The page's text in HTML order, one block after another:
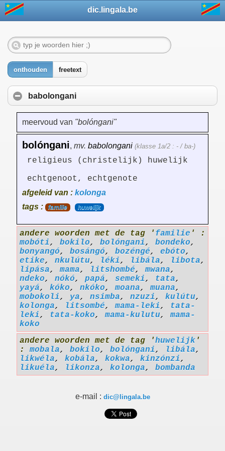
dic.lingala.be
onthouden freetext
babolongani
meervoud van "bolóngani"
bolóngani, mv. babolongani (klasse 1a/2 : - / ba-)
religieus (christelijk) huwelijk
echtgenoot, echtgenote
afgeleid van : kolonga
tags :
familie huwelijk
andere woorden met de tag ' familie ' :
mobóti, bokilo, bolóngani, bondeko,
bonyangó, bosángó, bozéngé, ebóto,
etike, nkulútu, léki, libála, libota,
lipása,mama, litshombé,mwana,
ndeko, nókó, papá, semeki, tata,
yayá, kóko, nkóko,moana,muana,
mobokoli, ya, nsimba, nzuzi, kulútu,
kolonga, litsombé,mama-leki,
tata-
leki, tata-koko,mama-kulutu,mama-
koko
andere woorden met de tag 'huwelijk '
:mobala, bokilo, bolóngani, libála,
likwéla, kobála, kokwa, kinzónzi,
likuéla, likonza, kolonga, bombanda
e-mail : dic@lingala.be